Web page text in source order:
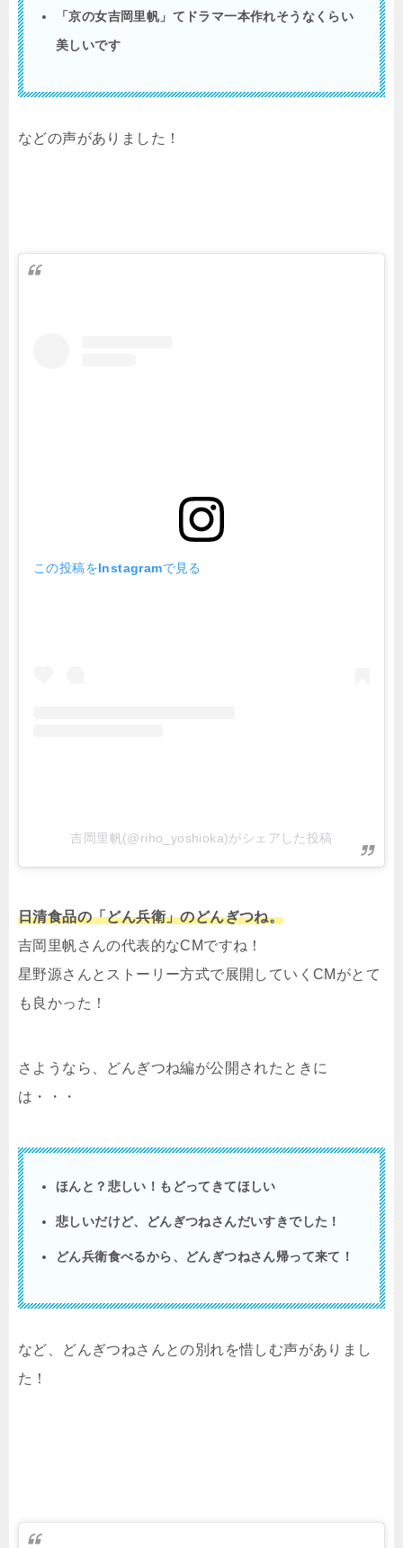
「京の女吉岡里帆」てドラマ一本作れそうなくらい
美しいです
などの声がありました！
この投稿をInstagramで見る
吉岡里帆(@riho_yoshioka)がシェアした投稿
日清食品の「どん兵衛」のどんぎつね。
吉岡里帆さんの代表的なCMですね！
星野源さんとストーリー方式で展開していくCMがとて
も良かった！
さようなら、どんぎつね編が公開されたときに
は・・・
ほんと？悲しい！もどってきてほしい
悲しいだけど、どんぎつねさんだいすきでした！
どん兵衛食べるから、どんぎつねさん帰って来て！
など、どんぎつねさんとの別れを惜しむ声がありまし
た！